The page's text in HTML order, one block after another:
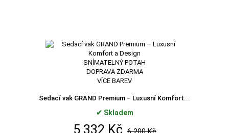
SNÍMATELNÝ POTAH
DOPRAVA ZDARMA
VÍCE BAREV
Sedací vak GRAND Premium – Luxusní Komfort...
✔ Skladem
5 332 Kč